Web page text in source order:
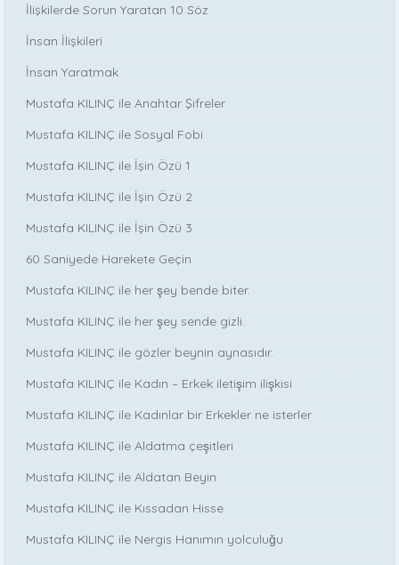
İlişkilerde Sorun Yaratan 10 Söz
İnsan İlişkileri
İnsan Yaratmak
Mustafa KILINÇ ile Anahtar Şifreler
Mustafa KILINÇ ile Sosyal Fobi
Mustafa KILINÇ ile İşin Özü 1
Mustafa KILINÇ ile İşin Özü 2
Mustafa KILINÇ ile İşin Özü 3
60 Saniyede Harekete Geçin
Mustafa KILINÇ ile her şey bende biter.
Mustafa KILINÇ ile her şey sende gizli.
Mustafa KILINÇ ile gözler beynin aynasıdır.
Mustafa KILINÇ ile Kadın – Erkek iletişim ilişkisi
Mustafa KILINÇ ile Kadınlar bir Erkekler ne isterler
Mustafa KILINÇ ile Aldatma çeşitleri
Mustafa KILINÇ ile Aldatan Beyin
Mustafa KILINÇ ile Kıssadan Hisse
Mustafa KILINÇ ile Nergis Hanımın yolculuğu